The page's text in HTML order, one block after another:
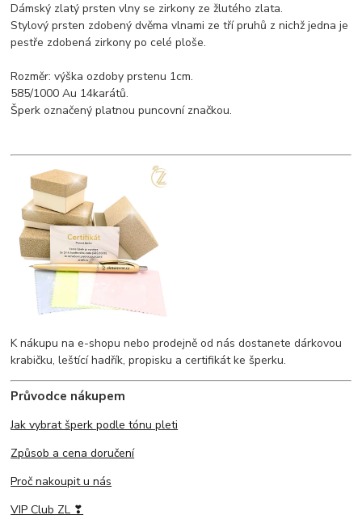
Dámský zlatý prsten vlny se zirkony ze žlutého zlata.
Stylový prsten zdobený dvěma vlnami ze tří pruhů z nichž jedna je
pestře zdobená zirkony po celé ploše.
Rozměr: výška ozdoby prstenu 1cm.
585/1000 Au 14karátů.
Šperk označený platnou puncovní značkou.
K nákupu na e-shopu nebo prodejně od nás dostanete dárkovou
krabičku, leštící hadřík, propisku a certifikát ke šperku.
Průvodce nákupem
Jak vybrat šperk podle tónu pleti
Způsob a cena doručení
Proč nakoupit u nás
VIP Club ZL ❣